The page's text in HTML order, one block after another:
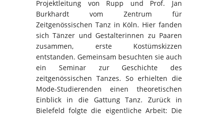
Projektleitung von Rupp und Prof. Jan
Burkhardt vom Zentrum für
Zeitgenössischen Tanz in Köln. Hier fanden
sich Tänzer und Gestalterinnen zu Paaren
zusammen, erste Kostümskizzen
entstanden. Gemeinsam besuchten sie auch
ein Seminar zur Geschichte des
zeitgenössischen Tanzes. So erhielten die
Mode-Studierenden einen theoretischen
Einblick in die Gattung Tanz. Zurück in
Bielefeld folgte die eigentliche Arbeit: Die